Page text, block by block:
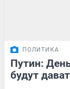
ПОЛИТИКА
Путин:
будут